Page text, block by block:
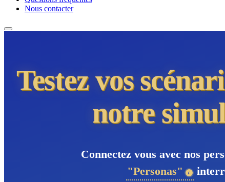
Nous contacter
Testez vos
notre
Connectez vous avec nos
"Personas"